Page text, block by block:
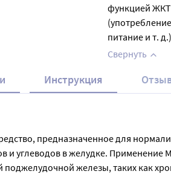
функцией ЖКТ
питание и т.
Свернуть
Инструкция
предназначенное для
и углеводов в желудке.
железы, таких как